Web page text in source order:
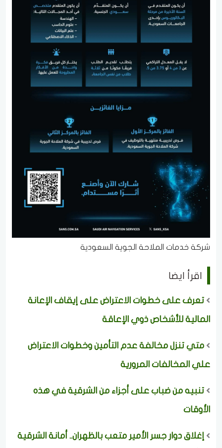
شركة خدمات الملاحة الجوية السعودية
اقرأ ايضا
تعرف على خطوات الاعتراض على إيقاف الإعانة
المالية للأشخاص ذوي الإعاقة
متي تنزل مخالفة عدم التأمين وخطوات الاعتراض
علي المخالفات المرورية
تنبيه من ضباب على أجزاء من الشرقية في هذه
الأوقات
إغلاق دوار جسر الأمير متعب بالظهران.. أمانة الشرقية